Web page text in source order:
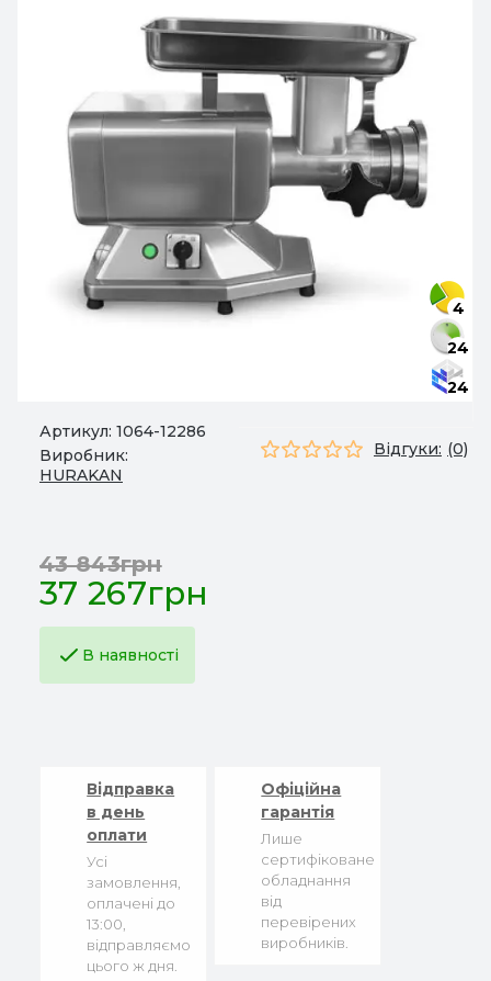
4
24
24
Артикул: 1064-12286
Виробник:
HURAKAN
Відгуки: (0)
37 267грн
43 843грн
В наявності
Відправка
в день
оплати
Усі
замовлення,
оплачені до
13:00,
відправляємо
цього ж дня.
Офіційна
гарантія
Лише
сертифіковане
обладнання
від
перевірених
виробників.